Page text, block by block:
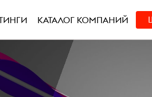
КАТАЛОГ КОМПАНИЙ